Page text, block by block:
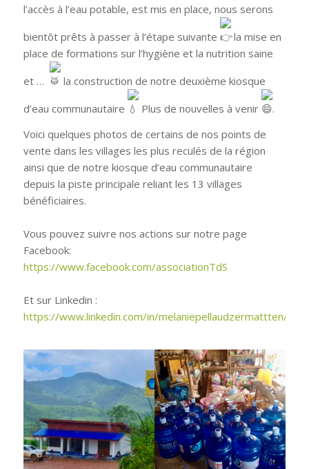
l’accès à l’eau potable, est mis en place, nous serons
bientôt prêts à passer à l’étape suivante
la mise en
place de formations sur l’hygiène et la nutrition saine
et …
la construction de notre deuxième kiosque
d’eau communautaire
Plus de nouvelles à venir
.
Voici quelques photos de certains de nos points de
vente dans les villages les plus reculés de la région
ainsi que de notre kiosque d’eau communautaire
depuis la piste principale reliant les 13 villages
bénéficiaires.
Vous pouvez suivre nos actions sur notre page
Facebook:
https://www.facebook.com/associationTdS
Et sur Linkedin :
https://www.linkedin.com/in/melaniepellaudzermattten/